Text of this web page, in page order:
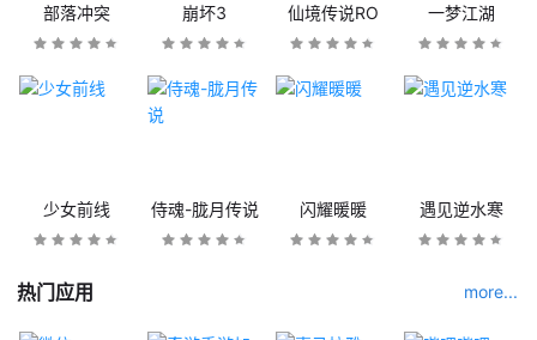
部落冲突 崩坏3 仙境传说RO 一梦江湖
少女前线 侍魂-胧月传说 闪耀暖暖 遇见逆水寒
热门应用 more...